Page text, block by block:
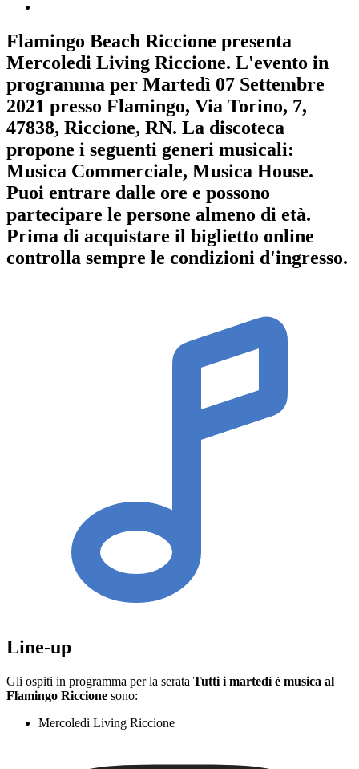
Flamingo Beach Riccione presenta
Mercoledi Living Riccione. L'evento in
programma per Martedì 07 Settembre
2021 presso Flamingo, Via Torino, 7,
47838, Riccione, RN. La discoteca
propone i seguenti generi musicali:
Musica Commerciale, Musica House.
Puoi entrare dalle ore e possono
partecipare le persone almeno di età.
Prima di acquistare il biglietto online
controlla sempre le condizioni d'ingresso.
Line-up
Gli ospiti in programma per la serata Tutti i martedì è musica al
Flamingo Riccione sono:
Mercoledi Living Riccione